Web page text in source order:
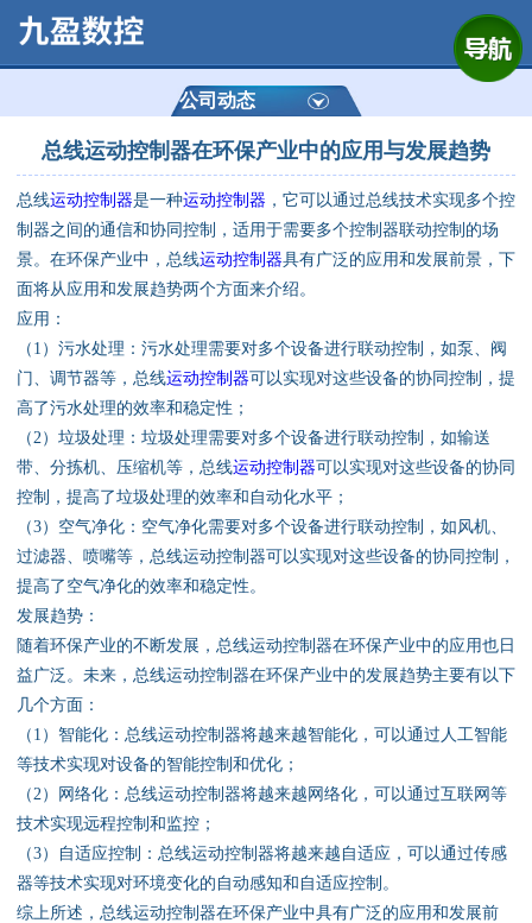
公司简介
产品展示
运动控制器
定制数控系统
公司动态
资料下载
资质荣誉
产品应用
联系电话
s
公司动态
总线运动控制器在环保产业中的应用与发展趋势
总线运动控制器是一种运动控制器 ，它可以通过总线技术实现多个控
制器之间的通信和协同控制，适用于需要多个控制器联动控制的场
景。在环保产业中，总线运动控制器具有广泛的应用和发展前景，下
面将从应用和发展趋势两个方面来介绍。
应用：
（1）污水处理：污水处理需要对多个设备进行联动控制，如泵、阀
门、调节器等，总线运动控制器可以实现对这些设备的协同控制，提
高了污水处理的效率和稳定性；
（2）垃圾处理：垃圾处理需要对多个设备进行联动控制，如输送
带、分拣机、压缩机等，总线运动控制器可以实现对这些设备的协同
控制，提高了垃圾处理的效率和自动化水平；
（3）空气净化：空气净化需要对多个设备进行联动控制，如风机、
过滤器、喷嘴等，总线运动控制器可以实现对这些设备的协同控制，
提高了空气净化的效率和稳定性。
发展趋势：
随着环保产业的不断发展，总线运动控制器在环保产业中的应用也日
益广泛。未来，总线运动控制器在环保产业中的发展趋势主要有以下
几个方面：
（1）智能化：总线运动控制器将越来越智能化，可以通过人工智能
等技术实现对设备的智能控制和优化；
（2）网络化：总线运动控制器将越来越网络化，可以通过互联网等
技术实现远程控制和监控；
（3）自适应控制：总线运动控制器将越来越自适应，可以通过传感
器等技术实现对环境变化的自动感知和自适应控制。
综上所述，总线运动控制器在环保产业中具有广泛的应用和发展前